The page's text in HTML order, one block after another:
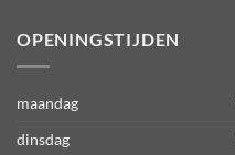
OPENINGSTIJDEN
maandag
dinsdag